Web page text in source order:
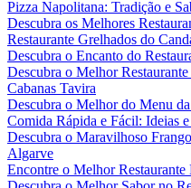
Pizza Napolitana: Tradição e
Descubra os Melhores
Restaurante Grelhados do
Descubra o Encanto do
Descubra o Melhor
Cabanas Tavira
Descubra o Melhor do Menu
Comida Rápida e Fácil: Ideias
Descubra o Maravilhoso
Algarve
Encontre o Melhor